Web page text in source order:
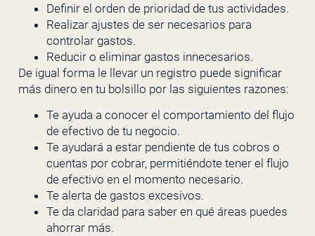
Definir el orden de prioridad de tus actividades.
Realizar ajustes de ser necesarios para
controlar gastos.
Reducir o eliminar gastos innecesarios.
De igual forma le llevar un registro puede significar
más dinero en tu bolsillo por las siguientes razones:
Te ayuda a conocer el comportamiento del flujo
de efectivo de tu negocio.
Te ayudará a estar pendiente de tus cobros o
cuentas por cobrar, permitiéndote tener el flujo
de efectivo en el momento necesario.
Te alerta de gastos excesivos.
Te da claridad para saber en qué áreas puedes
ahorrar más.